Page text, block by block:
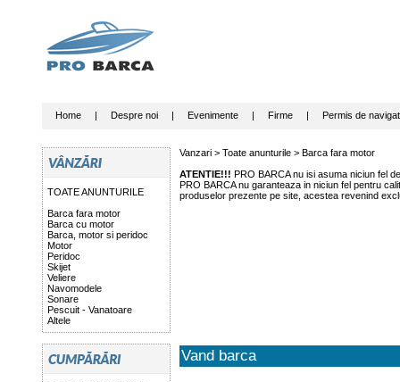
Home| Despre noi| Evenimente| Firme| Permis de
TOATE ANUNTURILE
Barca fara motor
Barca cu motor
Barca, motor si peridoc
Motor
Peridoc
Skijet
Veliere
Navomodele
Sonare
Pescuit - Vanatoare
Altele
Vanzari > Toate anunturile> Barca fara motor
ATENTIE!!! PRO BARCA nu isi asuma niciun fel
PRO BARCA nu garanteaza in niciun fel pentru
produselor prezente pe site, acestea revenind
Vand barca